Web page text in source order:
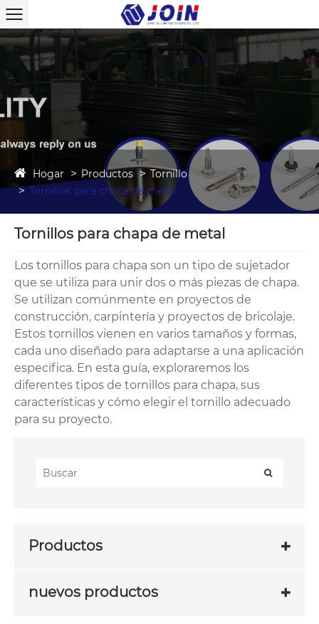
Hogar Productos
Tornillo
Tornillos para chapa de metal
Tornillos para chapa de metal
Los tornillos para chapa son un tipo de sujetador
que se utiliza para unir dos o más piezas de chapa.
Se utilizan comúnmente en proyectos de
construcción, carpintería y proyectos de bricolaje.
Estos tornillos vienen en varios tamaños y formas,
cada uno diseñado para adaptarse a una aplicación
específica. En esta guía, exploraremos los
diferentes tipos de tornillos para chapa, sus
características y cómo elegir el tornillo adecuado
para su proyecto.
Productos
nuevos productos